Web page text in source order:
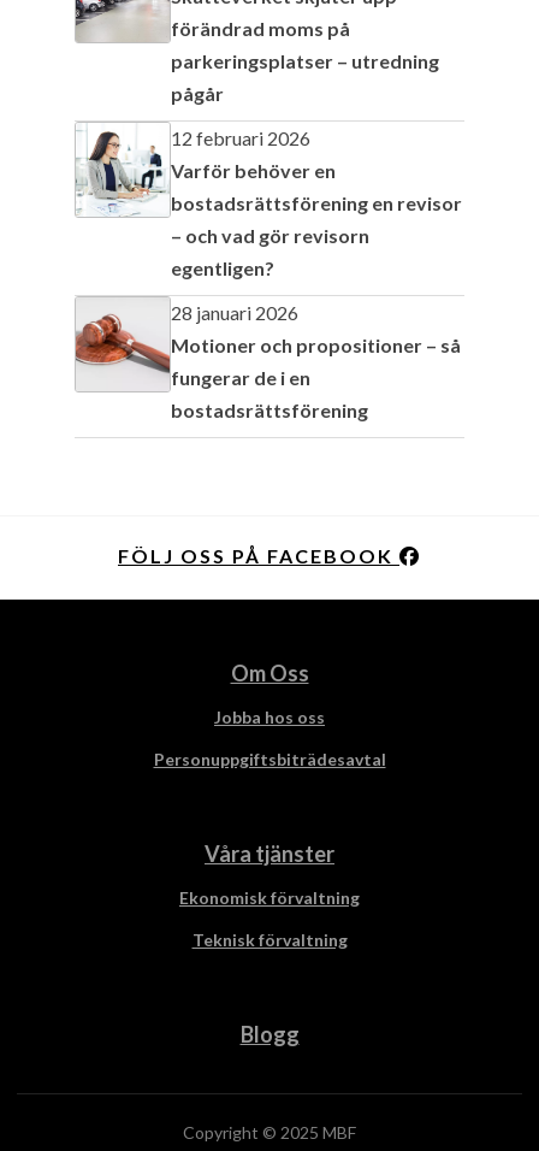
förändrad moms på
parkeringsplatser – utredning
pågår
12 februari 2026
Varför behöver en
bostadsrättsförening en revisor
– och vad gör revisorn
egentligen?
28 januari 2026
Motioner och propositioner – så
fungerar de i en
bostadsrättsförening
FÖLJ OSS PÅ FACEBOOK
Om Oss
Jobba hos oss
Personuppgiftsbiträdesavtal
Våra tjänster
Ekonomisk förvaltning
Teknisk förvaltning
Blogg
Copyright © 2025 MBF